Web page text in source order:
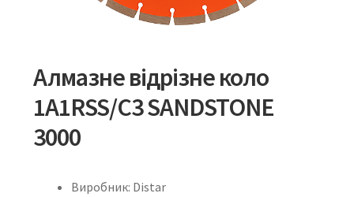
Алмазне відрізне коло
1A1RSS/С3 SANDSTONE
3000
Виробник: Distar